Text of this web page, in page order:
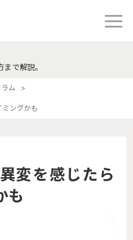
で解説。
ム
ングかも
変を感じたら
も